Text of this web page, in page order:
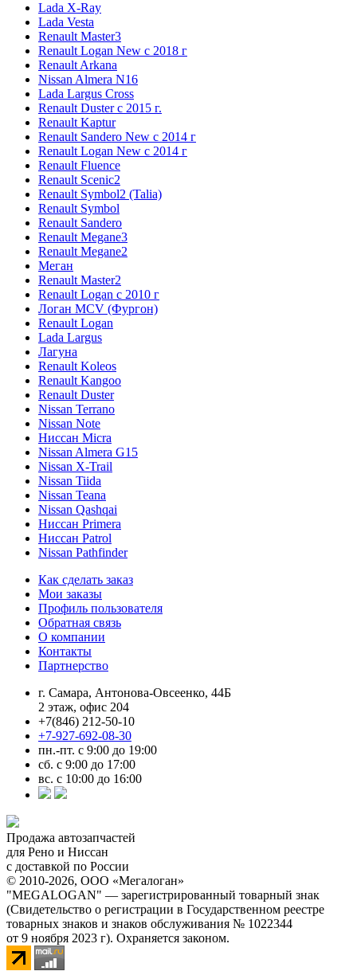
Lada X-Ray
Lada Vesta
Renault Master3
Renault Logan New с 2018 г
Renault Arkana
Nissan Almera N16
Lada Largus Cross
Renault Duster с 2015 г.
Renault Kaptur
Renault Sandero New с 2014 г
Renault Logan New с 2014 г
Renault Fluence
Renault Scenic2
Renault Symbol2 (Talia)
Renault Symbol
Renault Sandero
Renault Megane3
Renault Megane2
Меган
Renault Master2
Renault Logan c 2010 г
Логан МСV (Фургон)
Renault Logan
Lada Largus
Лагуна
Renault Koleos
Renault Kangoo
Renault Duster
Nissan Terrano
Nissan Note
Ниссан Micra
Nissan Almera G15
Nissan X-Trail
Nissan Tiida
Nissan Teana
Nissan Qashqai
Ниссан Primera
Ниссан Patrol
Nissan Pathfinder
Как сделать заказ
Мои заказы
Профиль пользователя
Обратная связь
О компании
Контакты
Партнерство
г. Самара, Антонова-Овсеенко, 44Б
2 этаж, офис 204
+7(846) 212-50-10
+7-927-692-08-30
пн.-пт. с 9:00 до 19:00
сб. с 9:00 до 17:00
вс. с 10:00 до 16:00
Продажа автозапчастей
для Рено и Ниссан
с доставкой по России
© 2010-2026, ООО «Мегалоган»
"MEGALOGAN" — зарегистрированный товарный знак
(Свидетельство о регистрации в Государственном реестре
товарных знаков и знаков обслуживания № 1022344
от 9 ноября 2023 г). Охраняется законом.